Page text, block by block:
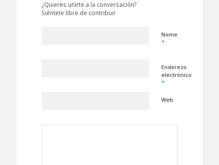
¿Quieres unirte a la conversación?
Siéntete libre de contribuir
Nome
*
Enderezo
electrónico
*
Web